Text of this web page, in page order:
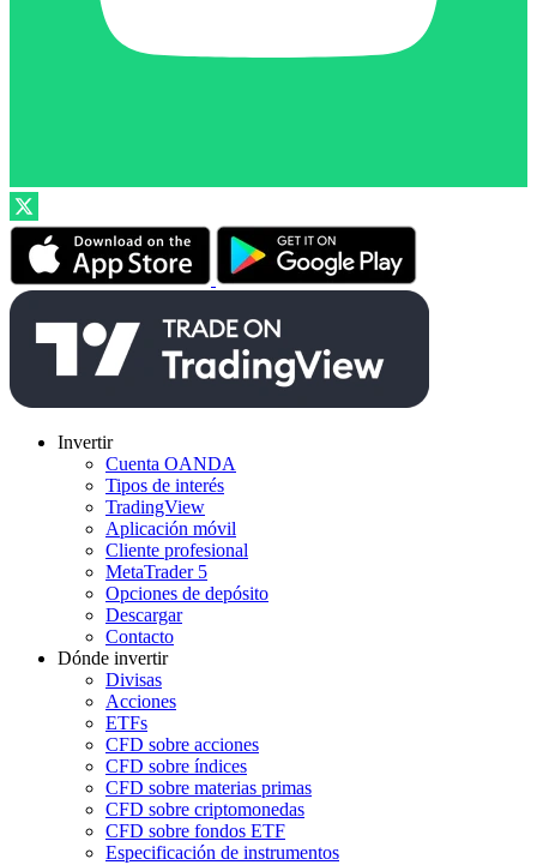
Invertir
Cuenta OANDA
Tipos de interés
TradingView
Aplicación móvil
Cliente profesional
MetaTrader 5
Opciones de depósito
Descargar
Contacto
Dónde invertir
Divisas
Acciones
ETFs
CFD sobre acciones
CFD sobre índices
CFD sobre materias primas
CFD sobre criptomonedas
CFD sobre fondos ETF
Especificación de instrumentos